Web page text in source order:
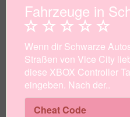
Fahrzeuge in
Wenn dir Schwarze
Straßen von Vice City
diese XBOX Controller
eingeben. Nach der..
Cheat Code